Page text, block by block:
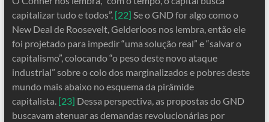
capitalizar tudo e todos”. [22] Se o GND for algo como o
New Deal de Roosevelt, Gelderloos nos lembra, então ele
foi projetado para impedir “uma solução real” e “salvar o
capitalismo”, colocando “o peso deste novo ataque
industrial” sobre o colo dos marginalizados e pobres deste
mundo mais abaixo no esquema da pirâmide
capitalista. [23] Dessa perspectiva, as propostas do GND
buscavam atenuar as demandas revolucionárias por